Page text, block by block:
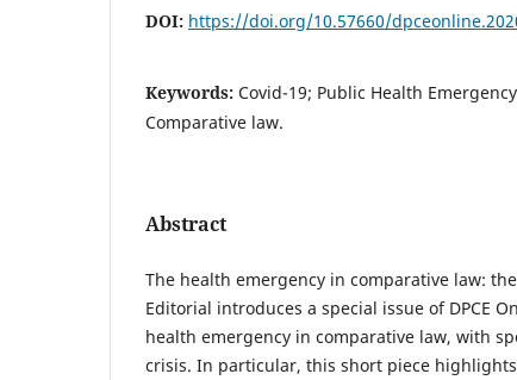
DOI: https://doi.org/10.57660/
Keywords: Covid-19; Public Health
Comparative law.
Abstract
The health emergency in comparative law:
Editorial introduces a special issue of DPCE
health emergency in comparative law, with
crisis. In particular, this short piece